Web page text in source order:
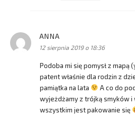
ANNA
12 sierpnia 2019 o 18:36
Podoba mi się pomysł z mapą
patent właśnie dla rodzin z
pamiątka na lata
A co do
wyjeżdżamy z trójką smyków i
wszystkim jest pakowanie się